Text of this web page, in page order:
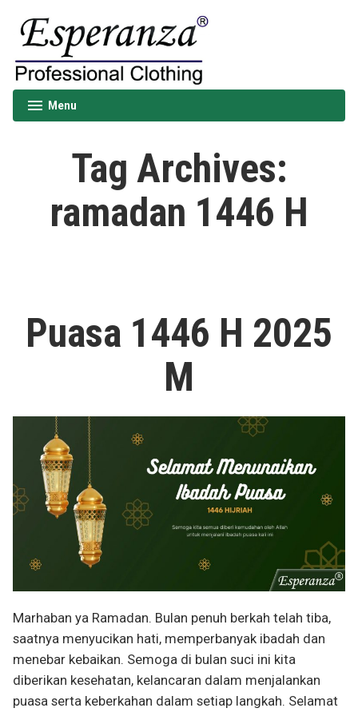
content
Esperanza
Menu
expanded
collapsed
Tag Archives:
ramadan 1446 H
Puasa 1446 H 2025
M
Marhaban ya Ramadan. Bulan penuh berkah telah tiba,
saatnya menyucikan hati, memperbanyak ibadah dan
menebar kebaikan. Semoga di bulan suci ini kita
diberikan kesehatan, kelancaran dalam menjalankan
puasa serta keberkahan dalam setiap langkah. Selamat